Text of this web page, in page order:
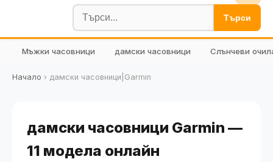
Блог
🧮 Калкулатори
🔍 Намери продукт
🎁 Подарък
Търси
Мъжки часовници дамски часовници Слънчеви
Начало › дамски часовници|Garmin
дамски часовници Garmin —
11 модела онлайн